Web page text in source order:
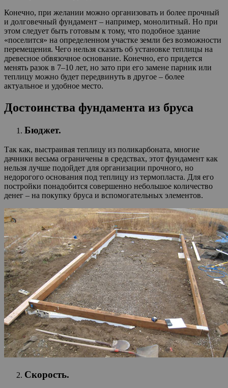
Конечно, при желании можно организовать и более прочный
и долговечный фундамент – например, монолитный. Но при
этом следует быть готовым к тому, что подобное здание
«поселится» на определенном участке земли без возможности
перемещения. Чего нельзя сказать об установке теплицы на
древесное обвязочное основание. Конечно, его придется
менять разок в 7–10 лет, но зато при его замене парник или
теплицу можно будет передвинуть в другое – более
актуальное и удобное место.
Достоинства фундамента из бруса
Бюджет.
Так как, выстраивая теплицу из поликарбоната, многие
дачники весьма ограничены в средствах, этот фундамент как
нельзя лучше подойдет для организации прочного, но
недорогого основания под теплицу из термопласта. Для его
постройки понадобится совершенно небольшое количество
денег – на покупку бруса и вспомогательных элементов.
Скорость.